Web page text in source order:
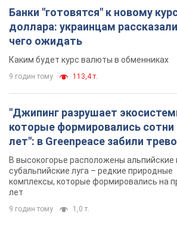
Банки "готовятся" к новому
доллара: украинцам
чего ожидать
Каким будет курс валюты в обменниках
9 годин тому 113,4 т.
"Джипинг разрушает
которые формировались сотни
лет": в Greenpeace забили
В высокогорье расположены альпийские
субальпийские луга – редкие природные
комплексы, которые формировались на
лет
9 годин тому 1,0 т.